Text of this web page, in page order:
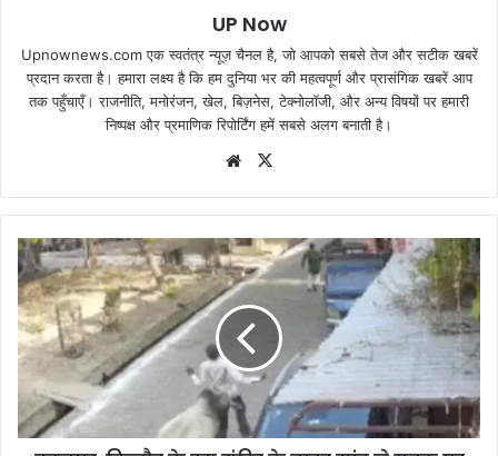
UP Now
Upnownews.com एक स्वतंत्र न्यूज़ चैनल है, जो आपको सबसे तेज और सटीक खबरें
प्रदान करता है। हमारा लक्ष्य है कि हम दुनिया भर की महत्वपूर्ण और प्रासंगिक खबरें आप
तक पहुँचाएँ। राजनीति, मनोरंजन, खेल, बिज़नेस, टेक्नोलॉजी, और अन्य विषयों पर हमारी
निष्पक्ष और प्रमाणिक रिपोर्टिंग हमें सबसे अलग बनाती है।
Website